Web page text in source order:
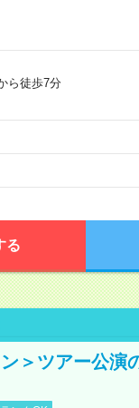
ら徒歩7分
る
＞ツアー公演